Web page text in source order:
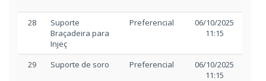
28
Suporte
Braçadeira para
Injeç
Preferencial
06/10/2025
11:15
29 Suporte de soro Preferencial
06/10/2025
11:15